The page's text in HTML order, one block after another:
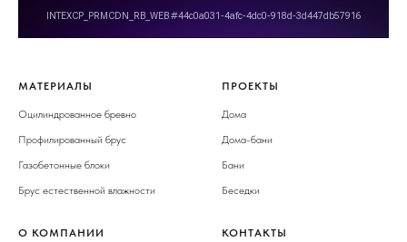
МАТЕРИАЛЫ
Оцилиндрованное бревно
Профилированный брус
Газобетонные блоки
Брус естественной влажности
ПРОЕКТЫ
Дома
Дома-бани
Бани
Беседки
О КОМПАНИИ КОНТАКТЫ